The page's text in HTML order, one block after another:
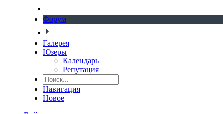
Форум
Галерея
Юзеры
Календарь
Репутация
Навигация
Новое